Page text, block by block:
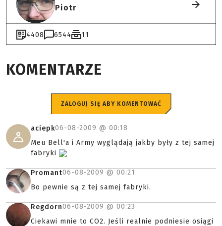
Piotr
4408 6544 11
KOMENTARZE
ZALOGUJ SIĘ ABY KOMENTOWAĆ
aciepk06-08-2009 @ 00:18
Meu Bell'a i Army wyglądają jakby były z tej samej
fabryki
Promant06-08-2009 @ 00:21
Bo pewnie są z tej samej fabryki.
Regdorn06-08-2009 @ 00:23
Ciekawi mnie to CO2. Jeśli realnie podniesie osiągi